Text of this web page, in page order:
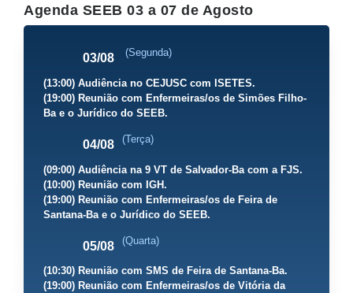
Agenda SEEB 03 a 07 de Agosto
03/08 (Segunda)
(13:00) Audiência no CEJUSC com ISETES.
(19:00) Reunião com Enfermeiras/os de Simões Filho-
Ba e o Jurídico do SEEB.
04/08 (Terça)
(09:00) Audiência na 9 VT de Salvador-Ba com a FJS.
(10:00) Reunião com IGH.
(19:00) Reunião com Enfermeiras/os de Feira de
Santana-Ba e o Jurídico do SEEB.
05/08 (Quarta)
(10:30) Reunião com SMS de Feira de Santana-Ba.
(19:00) Reunião com Enfermeiras/os de Vitória da